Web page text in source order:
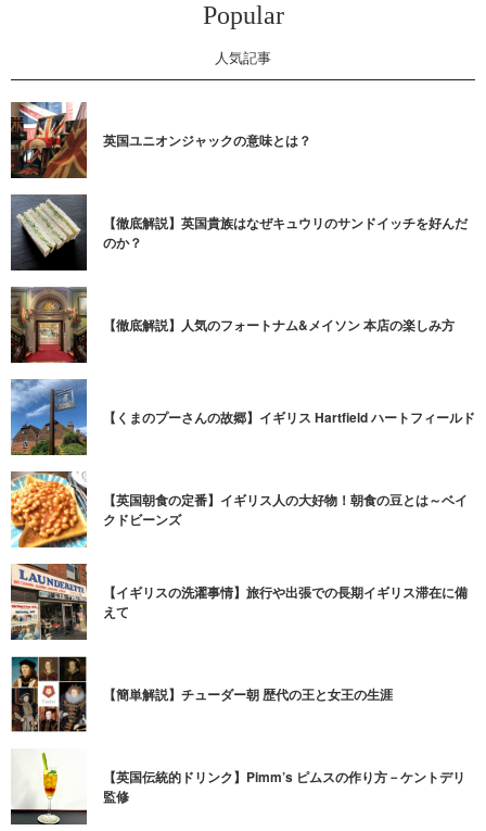
Popular
人気記事
英国ユニオンジャックの意味とは？
【徹底解説】英国貴族はなぜキュウリのサンドイッチを好んだ
のか？
【徹底解説】人気のフォートナム&メイソン 本店の楽しみ方
【くまのプーさんの故郷】イギリス Hartfield ハートフィールド
【英国朝食の定番】イギリス人の大好物！朝食の豆とは～ベイ
クドビーンズ
【イギリスの洗濯事情】旅行や出張での長期イギリス滞在に備
えて
【簡単解説】チューダー朝 歴代の王と女王の生涯
【英国伝統的ドリンク】Pimm’s ピムスの作り方－ケントデリ
監修